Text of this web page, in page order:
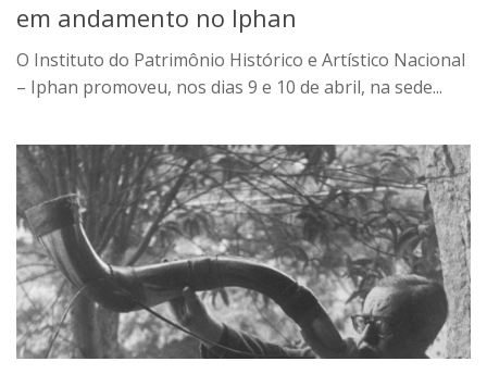
Manuel Correia de Andrade – o divulgador
científico
Movimentos Estudantis
Sobre
Biblioteca Digital
Dedalus
Mecila
Red BAALC
Tutoriais
Coleção de Artes Visuais
em andamento no Iphan
O Instituto do Patrimônio Histórico e Artístico Nacional
– Iphan promoveu, nos dias 9 e 10 de abril, na sede...